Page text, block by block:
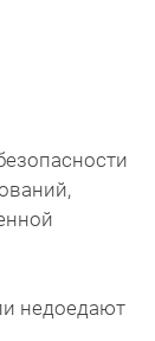
недоедают